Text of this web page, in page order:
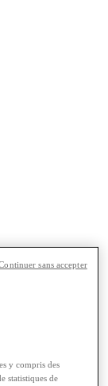
3
ou l’autre
l’appel du
façon de résister
? Vous
on a la
y compris des
statistiques de
sans accepter